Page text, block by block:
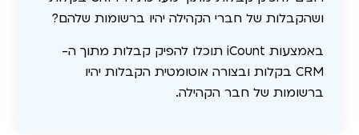
ושהקבלות של חברי הקהילה יהיו ברשומות שלהם?
באמצעות iCount תוכלו להפיק קבלות מתוך ה-
CRM בקלות ובצורה אוטומטית הקבלות יהיו
ברשומות של חבר הקהילה.